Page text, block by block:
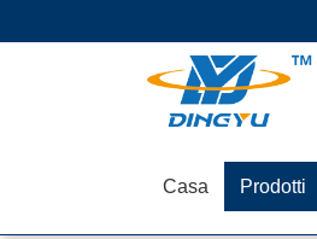
Casa Prodotti